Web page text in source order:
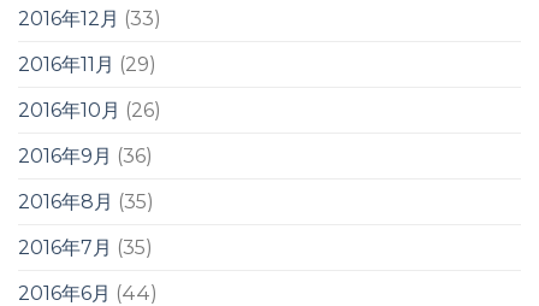
2016年12月 (33)
2016年11月 (29)
2016年10月 (26)
2016年9月 (36)
2016年8月 (35)
2016年7月 (35)
2016年6月 (44)